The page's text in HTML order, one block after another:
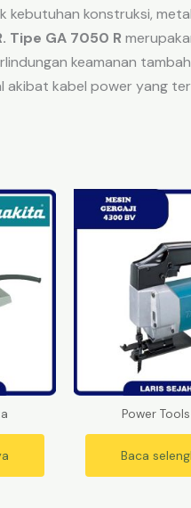
konstruksi,
Tipe GA 7050 R
keamanan
akibat kabel power yang
Power
Baca